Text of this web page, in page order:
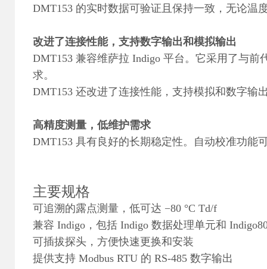
DMT153 的实时数据可验证且保持一致，无论
改进了连接性能，支持数字输出和模拟输出
DMT153 兼容维萨拉 Indigo 平台。它采用了与
求。
DMT153 还改进了连接性能，支持模拟和数字输
高精度测量，低维护需求
DMT153 具有良好的长期稳定性。自动校准功能
主要规格
可追溯的露点测量，低可达 −80 °C Td/f
兼容 Indigo，包括 Indigo 数据处理单元和
可插拔探头，方便快速更换和安装
提供支持 Modbus RTU 的 RS-485 数字输出